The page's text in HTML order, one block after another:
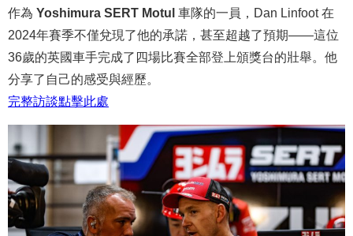
作為 Yoshimura SERT Motul 車隊的一員，Dan Linfoot 在
2024年賽季不僅兌現了他的承諾，甚至超越了預期——這位
36歲的英國車手完成了四場比賽全部登上頒獎台的壯舉。他
分享了自己的感受與經歷。
完整訪談點擊此處